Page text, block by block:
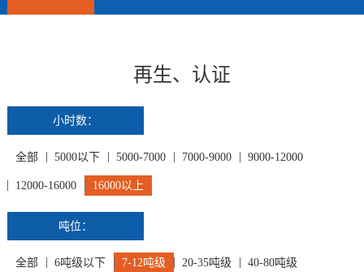
再生、认证
小时数：
全部 5000以下 5000-7000 7000-9000 9000-12000
12000-16000 16000以上
吨位：
全部 6吨级以下 7-12吨级 20-35吨级 40-80吨级